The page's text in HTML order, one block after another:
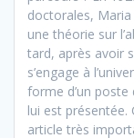
doctorales,
une théorie sur
tard, après avoir
s’engage à
forme d’un poste
lui est présentée.
article très